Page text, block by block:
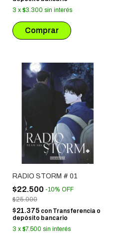
3 x $3.300 sin interés
RADIO STORM # 01
$22.500 -10% OFF
$25.000
$21.375 con Transferencia o
depósito bancario
3 x $7.500 sin interés